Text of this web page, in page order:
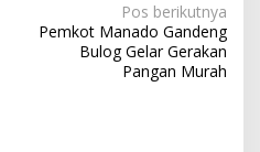
Pos berikutnya
Pemkot Manado Gandeng
Bulog Gelar Gerakan
Pangan Murah